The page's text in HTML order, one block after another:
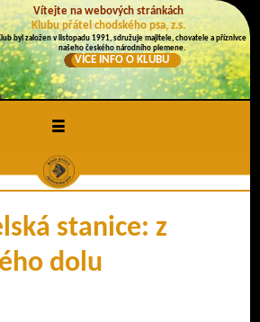
Vítejte na webových stránkách
Klubu přátel chodského psa, z.s.
byl založen v listopadu 1991, sdružuje majitele, chovatele a příznivce
našeho českého národního plemene.
VÍCE INFO O KLUBU
≡
stanice: z
dolu